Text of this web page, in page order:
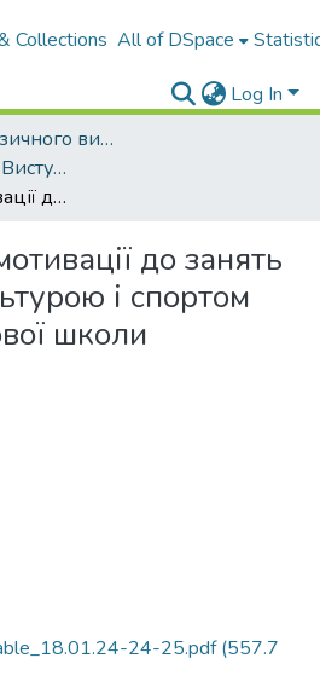
Collections All of DSpace
Log In
Факультет фізичного виховання і спорту
Наукові публікації. Виступи
Формування мотивації до занять фізичною культурою і спортом учнів початкової школи
до занять
і спортом
школи
24-25.pdf(557.7